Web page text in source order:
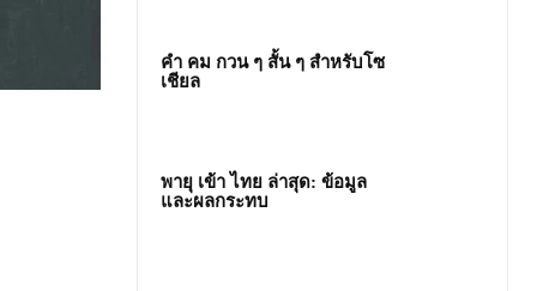
คํา คม กวน ๆ สั้น ๆ สำหรับโซ
เชียล
พายุ เข้า ไทย ล่าสุด: ข้อมูล
และผลกระทบ